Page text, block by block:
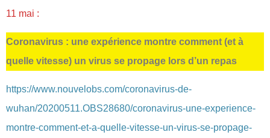
11 mai :
Coronavirus : une expérience montre comment (et à
quelle vitesse) un virus se propage lors d’un repas
https://www.nouvelobs.com/coronavirus-de-
wuhan/20200511.OBS28680/coronavirus-une-experience-
montre-comment-et-a-quelle-vitesse-un-virus-se-propage-